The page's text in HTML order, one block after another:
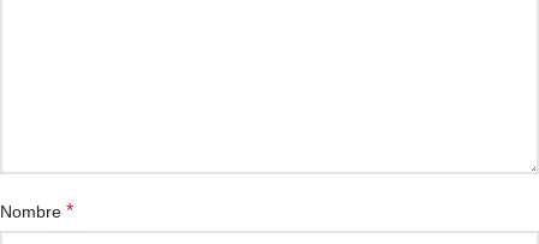
Nombre *